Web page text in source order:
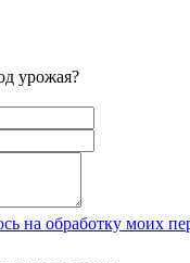
урожая?
на обработку моих